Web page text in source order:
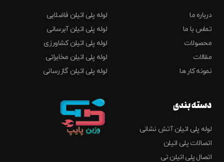
درباره ما
تماس با ما
محصولات
مقالات
نمونه کار ها
لوله پلی اتیلن فاضلابی
لوله پلی اتیلن آبرسانی
لوله پلی اتیلن کشاورزی
لوله پلی اتیلن مخابراتی
لوله پلی اتیلن گازرسانی
دسته بندی
لوله پلی اتیلن آتش نشانی
اتصالات پلی اتیلن
اتصال پلی اتیلن تی